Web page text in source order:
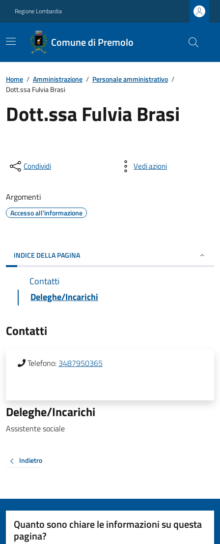
Regione Lombardia
Comune di Premolo
Home / Amministrazione / Personale amministrativo /
Dott.ssa Fulvia Brasi
Dott.ssa Fulvia Brasi
Condividi Vedi azioni
Argomenti
Accesso all'informazione
INDICE DELLA PAGINA
Contatti
Deleghe/Incarichi
Contatti
Telefono: 3487950365
Deleghe/Incarichi
Assistente sociale
Indietro
Quanto sono chiare le informazioni su questa
pagina?